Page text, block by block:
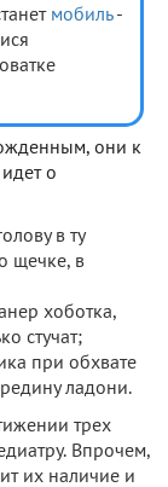
мобиль-
они к
о
в ту
щечке, в
хоботка,
стучат;
при обхвате
ладони.
трех
Впрочем,
их наличие и